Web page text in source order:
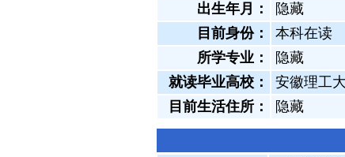
出生年月：
隐藏
目前身份： 本科在读
所学专业：
隐藏
就读毕业高校：
安徽理工
目前生活住所：
隐藏